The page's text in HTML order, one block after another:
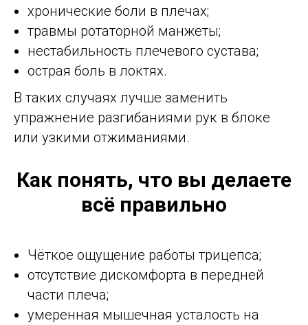
хронические боли в плечах;
травмы ротаторной манжеты;
нестабильность плечевого сустава;
острая боль в локтях.
В таких случаях лучше заменить
упражнение разгибаниями рук в блоке
или узкими отжиманиями.
Как понять, что вы делаете
всё правильно
Чёткое ощущение работы трицепса;
отсутствие дискомфорта в передней
части плеча;
умеренная мышечная усталость на